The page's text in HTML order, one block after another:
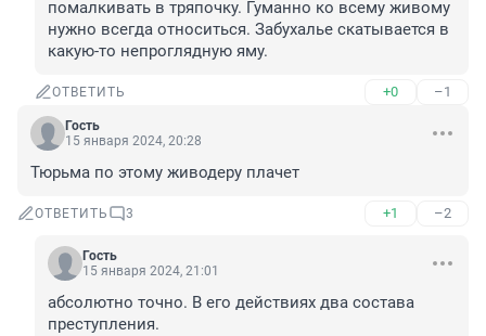
помалкивать в тряпочку. Гуманно ко всему живому
нужно всегда относиться. Забухалье скатывается в
какую-то непроглядную яму.
ОТВЕТИТЬ +0 –1
Гость
15 января 2024, 20:28
Тюрьма по этому живодеру плачет
ОТВЕТИТЬ 3 +1 –2
Гость
15 января 2024, 21:01
абсолютно точно. В его действиях два состава
преступления.